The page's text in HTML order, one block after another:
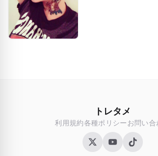
トレタメ
利用規約各種ポリシーお問い合